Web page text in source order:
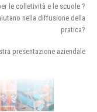
le colletività e le scuole ?
nella diffusione della
pratica?
presentazione aziendale